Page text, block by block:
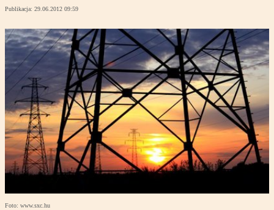
Publikacja: 29.06.2012 09:59
Foto: www.sxc.hu